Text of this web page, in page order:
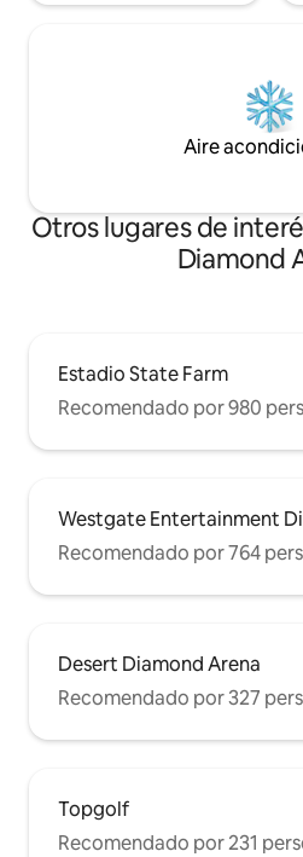
Aire
Otros lugares de
Diamond
Estadio State Farm
Recomendado por 980
Westgate Entertainment
Recomendado por 764
Desert Diamond Arena
Recomendado por 327
Topgolf
Recomendado por 231